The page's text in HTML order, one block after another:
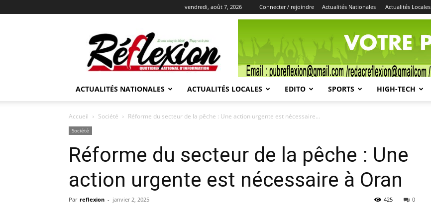
vendredi, août 7, 2026 Connecter / rejoindre Actualités Nationales Actualités Locales
REFLEXION
ACTUALITÉS NATIONALES ACTUALITÉS LOCALES EDITO SPORTS HIGH-TECH
Accueil Société Réforme du secteur de la pêche : Une action urgente est nécessaire...
Société
Réforme du secteur de la pêche : Une
action urgente est nécessaire à Oran
Par reflexion - janvier 2, 2025 0
425